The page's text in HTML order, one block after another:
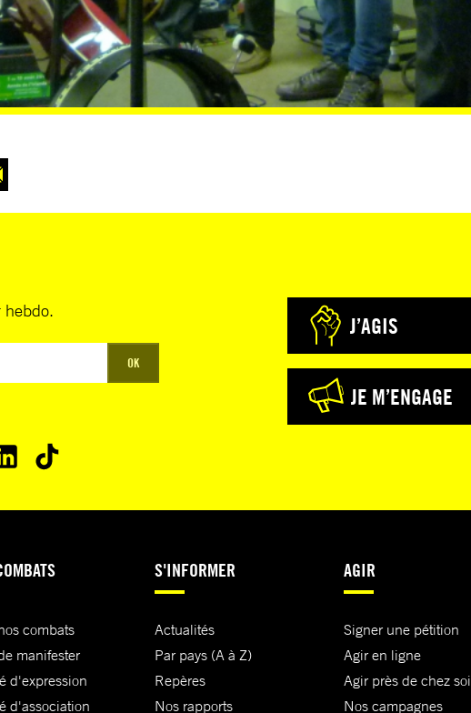
hebdo.
OK
J’AGIS
JE M’ENGAGE
combats
manifester
d'expression
d'association
S'INFORMER
Actualités
Par pays (A à Z)
Repères
Nos rapports
AGIR
Signer une pétition
Agir en ligne
Agir près de chez soi
Nos campagnes